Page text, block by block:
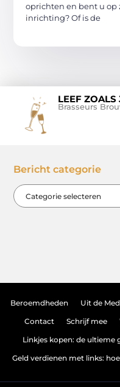
oprichten en bent u op
inrichting? Of is de
LEEF ZOALS
Brasseurs
Bericht categorie
Beroemdheden Uit de
Contact Schrijf mee
Linkjes kopen: de ultieme
Geld verdienen met links: